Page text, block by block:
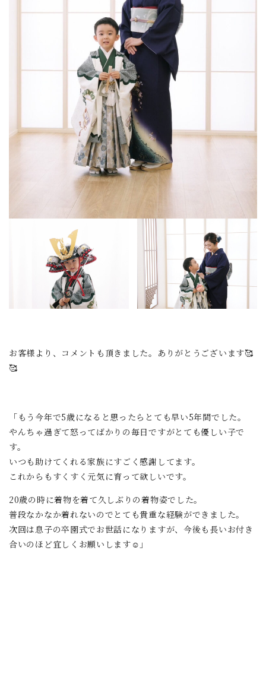
お客様より、コメントも頂きました。ありがとうございます🥰
🥰
「もう今年で5歳になると思ったらとても早い5年間でした。
やんちゃ過ぎて怒ってばかりの毎日ですがとても優しい子で
す。
いつも助けてくれる家族にすごく感謝してます。
これからもすくすく元気に育って欲しいです。
20歳の時に着物を着て久しぶりの着物姿でした。
普段なかなか着れないのでとても貴重な経験ができました。
次回は息子の卒園式でお世話になりますが、今後も長いお付き
合いのほど宜しくお願いします☺️」